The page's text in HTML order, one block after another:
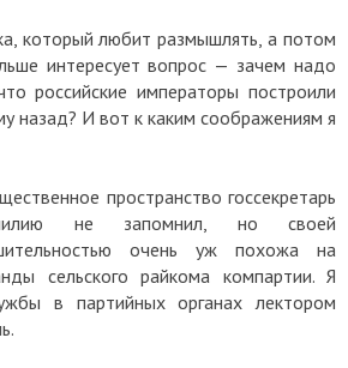
который любит размышлять, а потом
интересует вопрос — зачем надо
российские императоры построили
назад? И вот к каким соображениям я
пространство госсекретарь
не запомнил, но своей
очень уж похожа на
сельского райкома компартии. Я
в партийных органах лектором